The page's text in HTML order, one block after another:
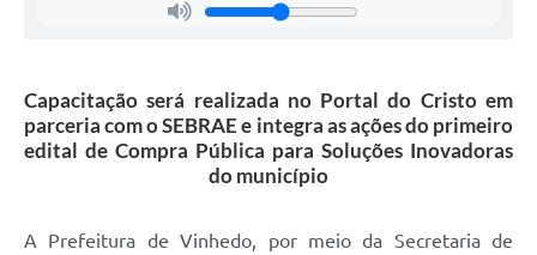
Listagem dos CEPs de Vinhedo
Contratos
Capacitação será realizada no Portal do Cristo em
parceria com o SEBRAE e integra as ações do primeiro
edital de Compra Pública para Soluções Inovadoras
do município
A Prefeitura de Vinhedo, por meio da Secretaria de